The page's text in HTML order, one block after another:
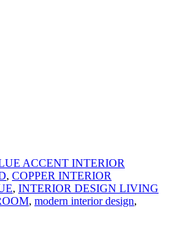
ACCENT INTERIOR
, COPPER INTERIOR
, INTERIOR DESIGN LIVING
, modern interior design,